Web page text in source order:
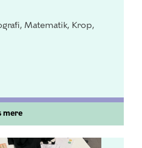
Matematik, Krop,
mere